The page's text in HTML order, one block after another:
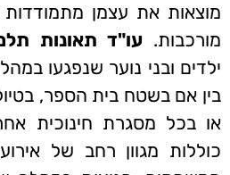
מוצאות את עצמן
מורכבות. עו"ד תאונות
ילדים ובני נוער שנפגעו
בין אם בשטח בית הספר,
או בכל מסגרת חינוכית
כוללות מגוון רחב של